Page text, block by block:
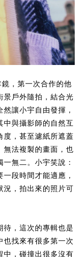
，第一次合作的他
景戶外隨拍，結合光
讓小宇自由發揮，
中與攝影師的自然互
度，甚至濾紙所遮蓋
無法複製的畫面，也
無二。小宇笑說：
一段時間才能適應，
，拍出來的照片可
待，這次的專輯也是
也找來有很多第一次
中，碰撞出很多沒有